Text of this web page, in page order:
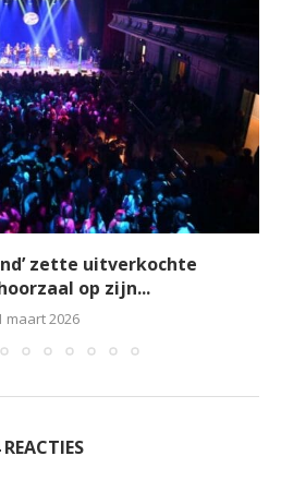
zette uitverkochte
op zijn...
maart 2026
REACTIES